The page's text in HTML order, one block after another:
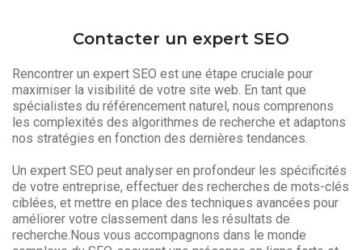
Contacter un expert SEO
Rencontrer un expert SEO est une étape cruciale pour
maximiser la visibilité de votre site web. En tant que
spécialistes du référencement naturel, nous comprenons
les complexités des algorithmes de recherche et adaptons
nos stratégies en fonction des dernières tendances.
Un expert SEO peut analyser en profondeur les spécificités
de votre entreprise, effectuer des recherches de mots-clés
ciblées, et mettre en place des techniques avancées pour
améliorer votre classement dans les résultats de
recherche.Nous vous accompagnons dans le monde